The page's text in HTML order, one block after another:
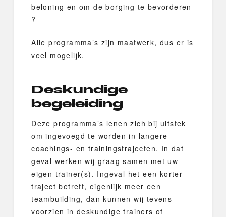
beloning en om de borging te bevorderen
?
Alle programma’s zijn maatwerk, dus er is
veel mogelijk.
Deskundige
begeleiding
Deze programma’s lenen zich bij uitstek
om ingevoegd te worden in langere
coachings- en trainingstrajecten. In dat
geval werken wij graag samen met uw
eigen trainer(s). Ingeval het een korter
traject betreft, eigenlijk meer een
teambuilding, dan kunnen wij tevens
voorzien in deskundige trainers of